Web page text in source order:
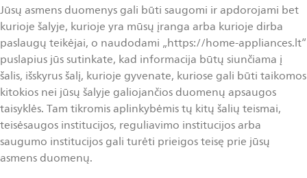
Jūsų asmens duomenys gali būti saugomi ir apdorojami bet
kurioje šalyje, kurioje yra mūsų įranga arba kurioje dirba
paslaugų teikėjai, o naudodami „https://home-appliances.lt“
puslapius jūs sutinkate, kad informacija būtų siunčiama į
šalis, išskyrus šalį, kurioje gyvenate, kuriose gali būti taikomos
kitokios nei jūsų šalyje galiojančios duomenų apsaugos
taisyklės. Tam tikromis aplinkybėmis tų kitų šalių teismai,
teisėsaugos institucijos, reguliavimo institucijos arba
saugumo institucijos gali turėti prieigos teisę prie jūsų
asmens duomenų.